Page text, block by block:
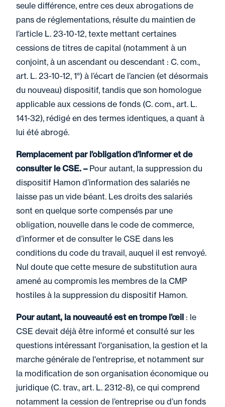
seule différence, entre ces deux abrogations de
pans de réglementations, résulte du maintien de
l’article L. 23-10-12, texte mettant certaines
cessions de titres de capital (notamment à un
conjoint, à un ascendant ou descendant : C. com.,
art. L. 23-10-12, 1°) à l’écart de l’ancien (et désormais
du nouveau) dispositif, tandis que son homologue
applicable aux cessions de fonds (C. com., art. L.
141-32), rédigé en des termes identiques, a quant à
lui été abrogé.
Remplacement par l’obligation d’informer et de
consulter le CSE. –Pour autant, la suppression du
dispositif Hamon d’information des salariés ne
laisse pas un vide béant. Les droits des salariés
sont en quelque sorte compensés par une
obligation, nouvelle dans le code de commerce,
d’informer et de consulter le CSE dans les
conditions du code du travail, auquel il est renvoyé.
Nul doute que cette mesure de substitution aura
amené au compromis les membres de la CMP
hostiles à la suppression du dispositif Hamon.
Pour autant, la nouveauté est en trompe l’œil : le
CSE devait déjà être informé et consulté sur les
questions intéressant l'organisation, la gestion et la
marche générale de l'entreprise, et notamment sur
la modification de son organisation économique ou
juridique (C. trav., art. L. 2312-8), ce qui comprend
notamment la cession de l’entreprise ou d’un fonds